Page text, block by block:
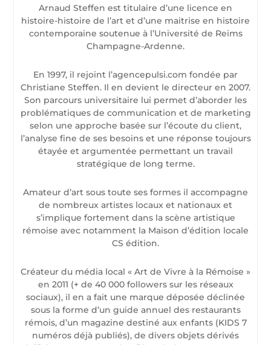
Arnaud Steffen est titulaire d’une licence en
histoire-histoire de l’art et d’une maitrise en histoire
contemporaine soutenue à l’Université de Reims
Champagne-Ardenne.
En 1997, il rejoint l’agencepulsi.com fondée par
Christiane Steffen. Il en devient le directeur en 2007.
Son parcours universitaire lui permet d’aborder les
problématiques de communication et de marketing
selon une approche basée sur l’écoute du client,
l’analyse fine de ses besoins et une réponse toujours
étayée et argumentée permettant un travail
stratégique de long terme.
Amateur d’art sous toute ses formes il accompagne
de nombreux artistes locaux et nationaux et
s’implique fortement dans la scène artistique
rémoise avec notamment la Maison d’édition locale
CS édition.
Créateur du média local « Art de Vivre à la Rémoise »
en 2011 (+ de 40 000 followers sur les réseaux
sociaux), il en a fait une marque déposée déclinée
sous la forme d’un guide annuel des restaurants
rémois, d’un magazine destiné aux enfants (KIDS 7
numéros déjà publiés), de divers objets dérivés